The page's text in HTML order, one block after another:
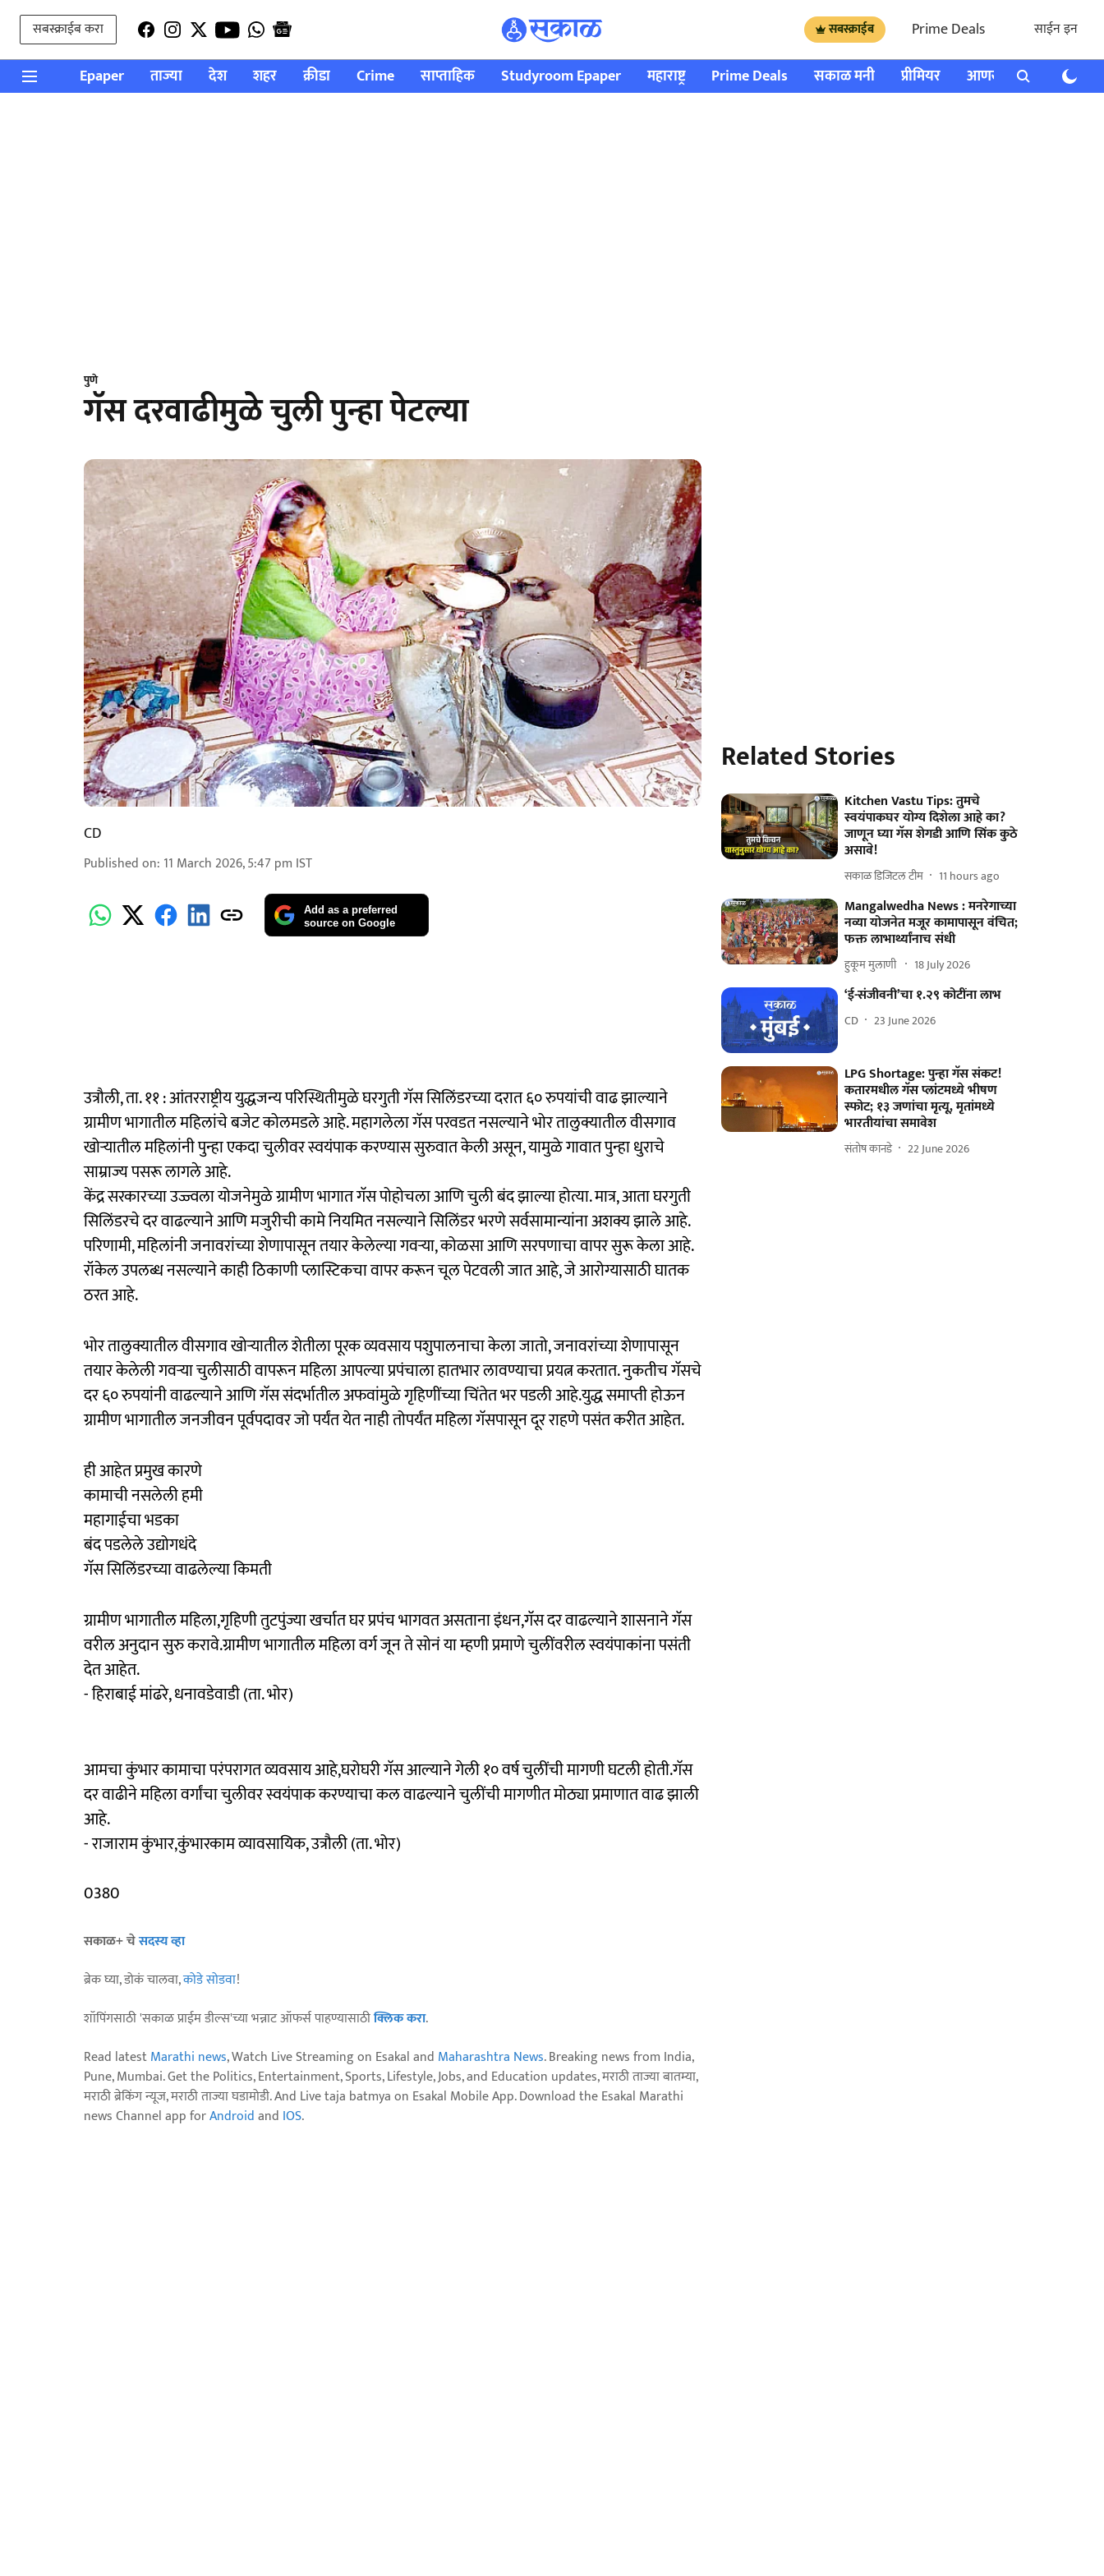
सबस्क्राईब करा सबस्क्राईब Prime Deals साईन इन
Epaper ताज्या देश शहर क्रीडा Crime साप्ताहिक Studyroom Epaper महाराष्ट्र Prime Deals सकाळ मनी प्रीमियर आणखी राशी भविष्य
पुणे
गॅस दरवाढीमुळे चुली पुन्हा पेटल्या
CD
Published on: 11 March 2026, 5:47 pm IST
Add as a preferred
source on Google
उत्रौली, ता. ११ : आंतरराष्ट्रीय युद्धजन्य परिस्थितीमुळे घरगुती गॅस सिलिंडरच्या दरात ६० रुपयांची वाढ झाल्याने
ग्रामीण भागातील महिलांचे बजेट कोलमडले आहे. महागलेला गॅस परवडत नसल्याने भोर तालुक्यातील वीसगाव
खोऱ्यातील महिलांनी पुन्हा एकदा चुलीवर स्वयंपाक करण्यास सुरुवात केली असून, यामुळे गावात पुन्हा धुराचे
साम्राज्य पसरू लागले आहे.
केंद्र सरकारच्या उज्ज्वला योजनेमुळे ग्रामीण भागात गॅस पोहोचला आणि चुली बंद झाल्या होत्या. मात्र, आता घरगुती
सिलिंडरचे दर वाढल्याने आणि मजुरीची कामे नियमित नसल्याने सिलिंडर भरणे सर्वसामान्यांना अशक्य झाले आहे.
परिणामी, महिलांनी जनावरांच्या शेणापासून तयार केलेल्या गवऱ्या, कोळसा आणि सरपणाचा वापर सुरू केला आहे.
रॉकेल उपलब्ध नसल्याने काही ठिकाणी प्लास्टिकचा वापर करून चूल पेटवली जात आहे, जे आरोग्यासाठी घातक
ठरत आहे.
भोर तालुक्यातील वीसगाव खोऱ्यातील शेतीला पूरक व्यवसाय पशुपालनाचा केला जातो, जनावरांच्या शेणापासून
तयार केलेली गवऱ्या चुलीसाठी वापरून महिला आपल्या प्रपंचाला हातभार लावण्याचा प्रयत्न करतात. नुकतीच गॅसचे
दर ६० रुपयांनी वाढल्याने आणि गॅस संदर्भातील अफवांमुळे गृहिणींच्या चिंतेत भर पडली आहे.युद्ध समाप्ती होऊन
ग्रामीण भागातील जनजीवन पूर्वपदावर जो पर्यंत येत नाही तोपर्यंत महिला गॅसपासून दूर राहणे पसंत करीत आहेत.
ही आहेत प्रमुख कारणे
कामाची नसलेली हमी
महागाईचा भडका
बंद पडलेले उद्योगधंदे
गॅस सिलिंडरच्या वाढलेल्या किमती
ग्रामीण भागातील महिला,गृहिणी तुटपुंज्या खर्चात घर प्रपंच भागवत असताना इंधन,गॅस दर वाढल्याने शासनाने गॅस
वरील अनुदान सुरु करावे.ग्रामीण भागातील महिला वर्ग जून ते सोनं या म्हणी प्रमाणे चुलींवरील स्वयंपाकांना पसंती
देत आहेत.
- हिराबाई मांढरे, धनावडेवाडी (ता. भोर)
आमचा कुंभार कामाचा परंपरागत व्यवसाय आहे,घरोघरी गॅस आल्याने गेली १० वर्ष चुलींची मागणी घटली होती‌‌.गॅस
दर वाढीने महिला वर्गांचा चुलीवर स्वयंपाक करण्याचा कल वाढल्याने चुलींची मागणीत मोठ्या प्रमाणात वाढ झाली
आहे.
- राजाराम कुंभार,कुंभारकाम व्यावसायिक, उत्रौली (ता. भोर)
0380
सकाळ+ चेसदस्य व्हा
ब्रेक घ्या, डोकं चालवा,कोडे सोडवा!
शॉपिंगसाठी 'सकाळ प्राईम डील्स'च्या भन्नाट ऑफर्स पाहण्यासाठीक्लिक करा.
Read latestMarathi news, Watch Live Streaming on Esakal and Maharashtra News. Breaking news from India,
Pune, Mumbai. Get the Politics, Entertainment, Sports, Lifestyle, Jobs, and Education updates, मराठी ताज्या बातम्या,
मराठी ब्रेकिंग न्यूज, मराठी ताज्या घडामोडी. And Live taja batmya on Esakal Mobile App. Download the Esakal Marathi
news Channel app forAndroidand IOS.
Related Stories
Kitchen Vastu Tips: तुमचे
स्वयंपाकघर योग्य दिशेला आहे का?
जाणून घ्या गॅस शेगडी आणि सिंक कुठे
असावे!
सकाळ डिजिटल टीम 11 hours ago
Mangalwedha News : मनरेगाच्या
नव्या योजनेत मजूर कामापासून वंचित;
फक्त लाभार्थ्यांनाच संधी
हुकूम मुलाणी ​ 18 July 2026
‘ई-संजीवनी’चा १.२९ कोटींना लाभ
CD 23 June 2026
LPG Shortage: पुन्हा गॅस संकट!
कतारमधील गॅस प्लांटमध्ये भीषण
स्फोट; १३ जणांचा मृत्यू, मृतांमध्ये
भारतीयांचा समावेश
संतोष कानडे 22 June 2026